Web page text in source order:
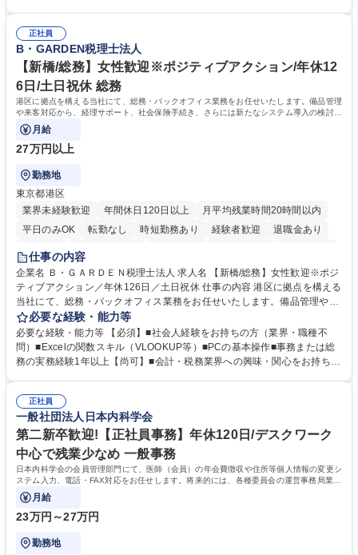
や個別面談を通してご自身のキャリアと向き合っていただき、会社として
もバックアップしていきます。 学歴・資格 学歴：大学院 大学 高専 短大
専修学校 高校 語学力： 資格：
正社員
B・GARDEN税理士法人
【新橋/総務】女性歓迎※ポジティブアクション/年休12
6日/土日祝休 総務
港区に拠点を構える当社にて、総務・バックオフィス業務をお任せいたします。備品管理
や来客対応から、経理サポート、社会保険手続き、さらには新たなシステム導入の検討ま
で、幅広く組織を支える役割です。
月給
27万円以上
勤務地
東京都港区
業界未経験歓迎
年間休日120日以上
月平均残業時間20時間以内
平日のみOK
転勤なし 時短勤務あり 経験者歓迎
退職金あり
賞与あり
完全週休2日制
服装自由
仕事の内容
企業名 Ｂ・ＧＡＲＤＥＮ税理士法人 求人名 【新橋/総務】女性歓迎※ポジ
ティブアクション／年休126日／土日祝休 仕事の内容 港区に拠点を構える
当社にて、総務・バックオフィス業務をお任せいたします。備品管理や来
客対応から、経理サポート、社会保険手続き、さらには新たなシステム導
入の検討まで、幅広く組織を支える役割です。 ■備品発注・在庫管理、郵
送物対応、電話・来客対応 ■金融機関への外出業務（入出金管理補助）、
福利厚生・社内イベントの運営管理 ■社内ルールの整備、職場環境の改善
社内新システムの導入検討・比較検証 募集職種 【新橋/総務】女性歓迎※
ポジティブアクション／年休126日／土日祝休
必要な経験・能力等
必要な経験・能力等 【必須】■社会人経験をお持ちの方（業界・職種不
問）■Excelの関数スキル（VLOOKUP等）■PCの基本操作■事務または総
務の実務経験1年以上【尚可】■会計・税務業界への興味・関心をお持ちの
ィブアクション 学歴・資格 学歴：大学院 大学 高専 短大 専修学校 高校 語
学力： 資格：
正社員
一般社団法人日本内科学会
第二新卒歓迎!【正社員事務】年休120日/デスクワーク
中心で残業少なめ 一般事務
日本内科学会の会員管理部門にて、医師（会員）の年会費徴収や住所等個人情報の変更シ
ステム入力、電話・FAX対応をお任せします。将来的には、各種委員会の運営事務局業務
などにも幅広く携わっていただきます。
月給
23万円～27万円
勤務地